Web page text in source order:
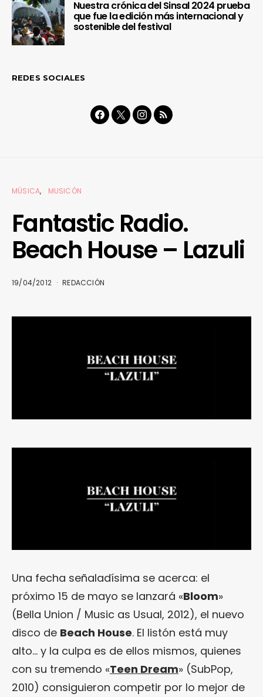
Nuestra crónica del Sinsal 2024 prueba
que fue la edición más internacional y
sostenible del festival
REDES SOCIALES
MÚSICA MUSICÓN
Fantastic Radio.
Beach House – Lazuli
19/04/2012 REDACCIÓN
Una fecha señaladísima se acerca: el
próximo 15 de mayo se lanzará «Bloom»
(Bella Union / Music as Usual, 2012), el nuevo
disco de Beach House. El listón está muy
alto… y la culpa es de ellos mismos, quienes
con su tremendo «Teen Dream» (SubPop,
2010) consiguieron competir por lo mejor de